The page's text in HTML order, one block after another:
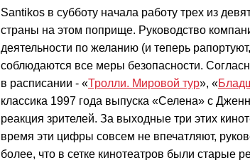
Santikos в субботу начала работу трех из
страны на этом поприще. Руководство
деятельности по желанию (и теперь
соблюдаются все меры безопасности.
в расписании - «Тролли. Мировой тур», «
классика 1997 года выпуска «Селена» с
реакция зрителей. За выходные три этих
время эти цифры совсем не впечатляют,
более, что в сетке кинотеатров были старые